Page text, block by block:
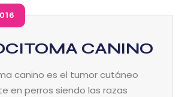
CANINO
canino es el tumor cutáneo
en perros siendo las razas